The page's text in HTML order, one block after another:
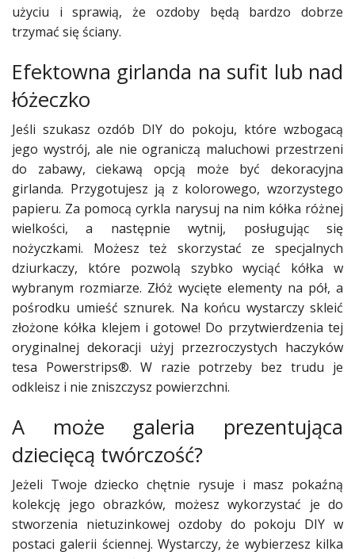
użyciu i sprawią, że ozdoby będą bardzo dobrze
trzymać się ściany.
Efektowna girlanda na sufit lub nad
łóżeczko
Jeśli szukasz ozdób DIY do pokoju, które wzbogacą
jego wystrój, ale nie ograniczą maluchowi przestrzeni
do zabawy, ciekawą opcją może być dekoracyjna
girlanda. Przygotujesz ją z kolorowego, wzorzystego
papieru. Za pomocą cyrkla narysuj na nim kółka różnej
wielkości, a następnie wytnij, posługując się
nożyczkami. Możesz też skorzystać ze specjalnych
dziurkaczy, które pozwolą szybko wyciąć kółka w
wybranym rozmiarze. Złóż wycięte elementy na pół, a
pośrodku umieść sznurek. Na końcu wystarczy skleić
złożone kółka klejem i gotowe! Do przytwierdzenia tej
oryginalnej dekoracji użyj przezroczystych haczyków
tesa Powerstrips®. W razie potrzeby bez trudu je
odkleisz i nie zniszczysz powierzchni.
A może galeria prezentująca
dziecięcą twórczość?
Jeżeli Twoje dziecko chętnie rysuje i masz pokaźną
kolekcję jego obrazków, możesz wykorzystać je do
stworzenia nietuzinkowej ozdoby do pokoju DIY w
postaci galerii ściennej. Wystarczy, że wybierzesz kilka